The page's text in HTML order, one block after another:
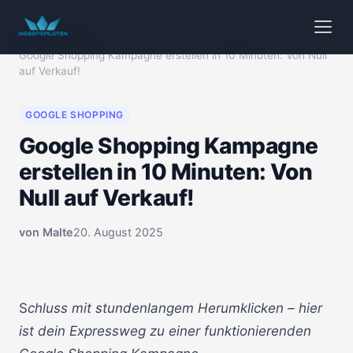
Start/Videos
Google Shopping Kampagne erstellen in 10 Minuten: Von Null
auf Verkauf!
GOOGLE SHOPPING
Google Shopping Kampagne
erstellen in 10 Minuten: Von
Null auf Verkauf!
von Malte20. August 2025
Schluss mit stundenlangem Herumklicken – hier
ist dein Expressweg zu einer funktionierenden